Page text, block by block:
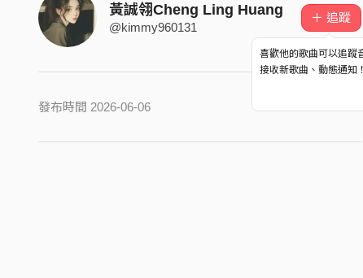
黃誠翎Cheng Ling Huang
@kimmy960131
＋ 追蹤
喜歡他的歌曲可以追蹤
接收新歌曲、動態通知！
發布時間 2026-06-06